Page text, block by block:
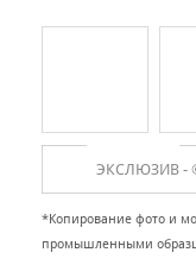
МЕРНЫЕ ИКОНЫ
НАРЯДНАЯ ОДЕЖДА
ЭКСЛЮЗИВ -
*Копирование фото и
промышленными